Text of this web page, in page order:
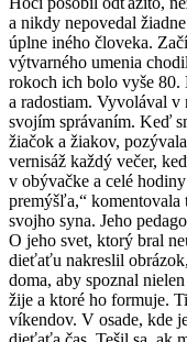
a nikdy nepovedal
úplne iného človeka.
výtvarného umenia
rokoch ich bolo vyše 80.
a radostiam. Vyvolával v
svojím správaním. Keď
žiačok a žiakov,
vernisáž každý večer,
v obývačke a celé
premýšľa,“ komentovala
svojho syna. Jeho
O jeho svet, ktorý bral
dieťaťu nakreslil
doma, aby spoznal
žije a ktoré ho formuje.
víkendov. V osade, kde